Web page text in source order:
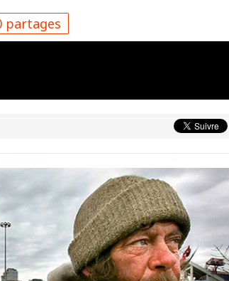
partages